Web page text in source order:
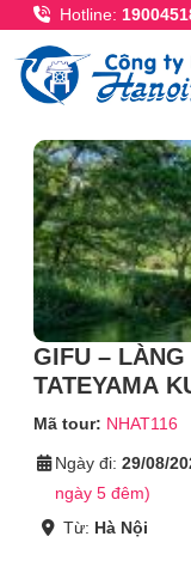
Hotline:
GIFU –
TATEYAMA
NÚI PHÚ SĨ –
Mã tour: NHAT116
Ngày đi:29/08/
ngày 5 đêm)
Từ: Hà Nội